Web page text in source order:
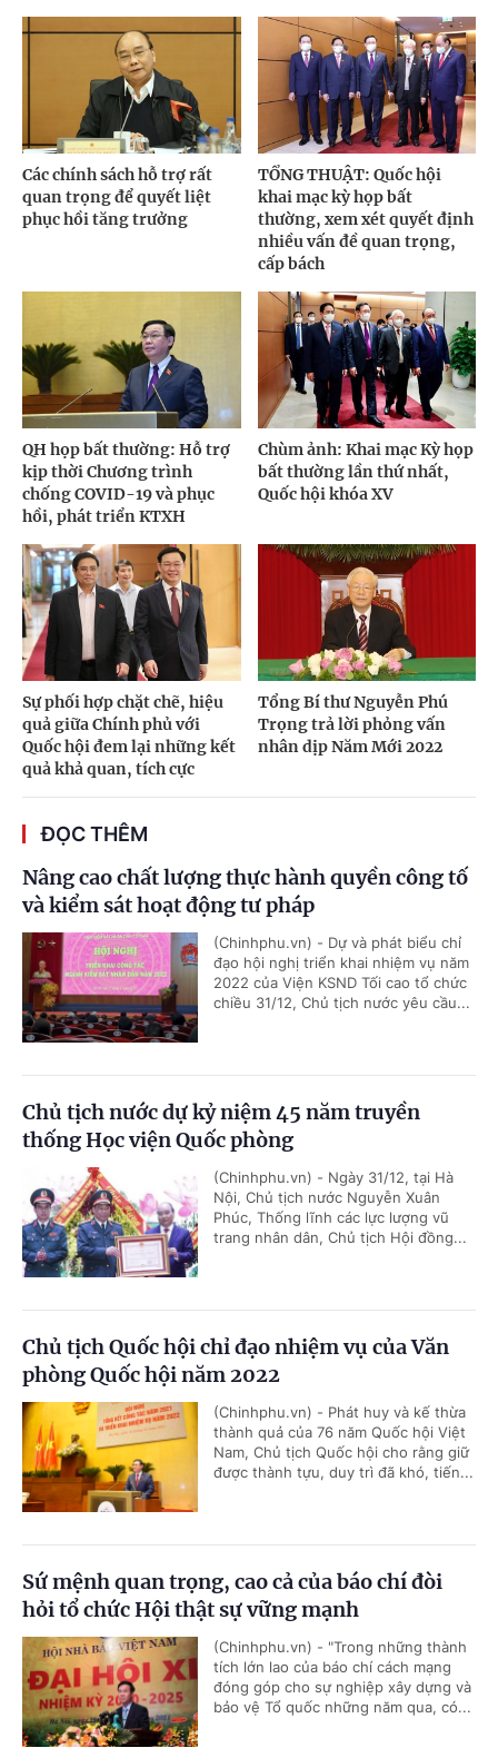
Các chính sách hỗ trợ rất
quan trọng để quyết liệt
phục hồi tăng trưởng
TỔNG THUẬT: Quốc hội
khai mạc kỳ họp bất
thường, xem xét quyết định
nhiều vấn đề quan trọng,
cấp bách
QH họp bất thường: Hỗ trợ
kịp thời Chương trình
chống COVID-19 và phục
hồi, phát triển KTXH
Chùm ảnh: Khai mạc Kỳ họp
bất thường lần thứ nhất,
Quốc hội khóa XV
Sự phối hợp chặt chẽ, hiệu
quả giữa Chính phủ với
Quốc hội đem lại những kết
quả khả quan, tích cực
Tổng Bí thư Nguyễn Phú
Trọng trả lời phỏng vấn
nhân dịp Năm Mới 2022
ĐỌC THÊM
Nâng cao chất lượng thực hành quyền công tố
và kiểm sát hoạt động tư pháp
(Chinhphu.vn) - Dự và phát biểu chỉ
đạo hội nghị triển khai nhiệm vụ năm
2022 của Viện KSND Tối cao tổ chức
chiều 31/12, Chủ tịch nước yêu cầu...
Chủ tịch nước dự kỷ niệm 45 năm truyền
thống Học viện Quốc phòng
(Chinhphu.vn) - Ngày 31/12, tại Hà
Nội, Chủ tịch nước Nguyễn Xuân
Phúc, Thống lĩnh các lực lượng vũ
trang nhân dân, Chủ tịch Hội đồng...
Chủ tịch Quốc hội chỉ đạo nhiệm vụ của Văn
phòng Quốc hội năm 2022
(Chinhphu.vn) - Phát huy và kế thừa
thành quả của 76 năm Quốc hội Việt
Nam, Chủ tịch Quốc hội cho rằng giữ
được thành tựu, duy trì đã khó, tiến...
Sứ mệnh quan trọng, cao cả của báo chí đòi
hỏi tổ chức Hội thật sự vững mạnh
(Chinhphu.vn) - "Trong những thành
tích lớn lao của báo chí cách mạng
đóng góp cho sự nghiệp xây dựng và
bảo vệ Tổ quốc những năm qua, có...